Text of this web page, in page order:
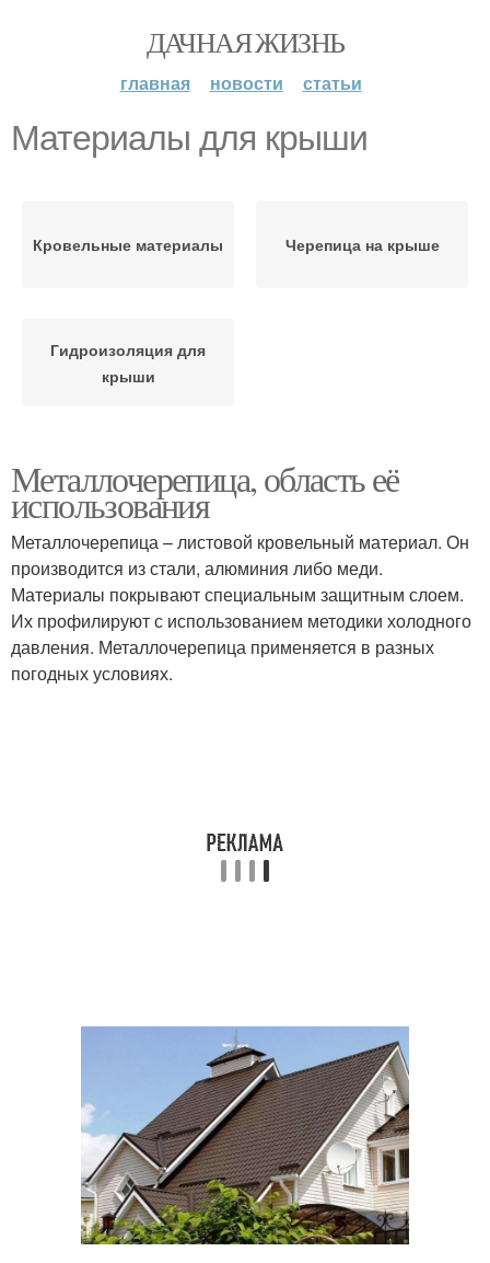
ДАЧНАЯ ЖИЗНЬ
главная новости статьи
Материалы для крыши
Кровельные материалы Черепица на крыше
Гидроизоляция для
крыши
Металлочерепица, область её
использования
Металлочерепица – листовой кровельный материал. Он
производится из стали, алюминия либо меди.
Материалы покрывают специальным защитным слоем.
Их профилируют с использованием методики холодного
давления. Металлочерепица применяется в разных
погодных условиях.